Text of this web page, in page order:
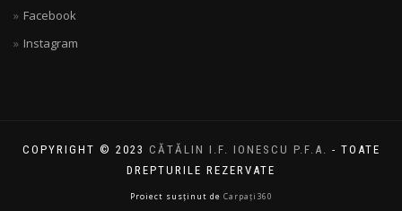
Facebook
Instagram
COPYRIGHT © 2023 CĂTĂLIN I.F. IONESCU P.F.A. - TOATE
DREPTURILE REZERVATE
Proiect susținut de Carpați360